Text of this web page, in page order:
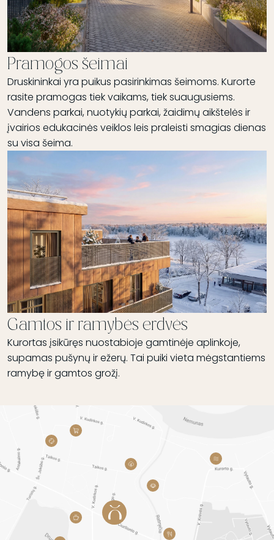
Pramogos šeimai
Druskininkai yra puikus pasirinkimas šeimoms. Kurorte
rasite pramogas tiek vaikams, tiek suaugusiems.
Vandens parkai, nuotykių parkai, žaidimų aikštelės ir
įvairios edukacinės veiklos leis praleisti smagias dienas
su visa šeima.
Gamtos ir ramybės erdvės
Kurortas įsikūręs nuostabioje gamtinėje aplinkoje,
supamas pušynų ir ežerų. Tai puiki vieta mėgstantiems
ramybę ir gamtos grožį.